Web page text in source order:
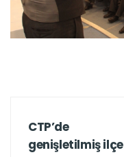
CTP’de
genişletilmiş ilçe